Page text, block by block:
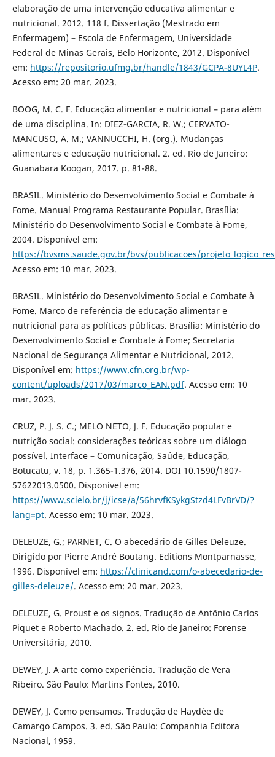
elaboração de uma intervenção educativa alimentar e
nutricional. 2012. 118 f. Dissertação (Mestrado em
Enfermagem) – Escola de Enfermagem, Universidade
Federal de Minas Gerais, Belo Horizonte, 2012. Disponível
em: https://repositorio.ufmg.br/handle/1843/GCPA-8UYL4P.
Acesso em: 20 mar. 2023.
BOOG, M. C. F. Educação alimentar e nutricional – para além
de uma disciplina. In: DIEZ-GARCIA, R. W.; CERVATO-
MANCUSO, A. M.; VANNUCCHI, H. (org.). Mudanças
alimentares e educação nutricional. 2. ed. Rio de Janeiro:
Guanabara Koogan, 2017. p. 81-88.
BRASIL. Ministério do Desenvolvimento Social e Combate à
Fome. Manual Programa Restaurante Popular. Brasília:
Ministério do Desenvolvimento Social e Combate à Fome,
2004. Disponível em:
https://bvsms.saude.gov.br/bvs/publicacoes/
Acesso em: 10 mar. 2023.
BRASIL. Ministério do Desenvolvimento Social e Combate à
Fome. Marco de referência de educação alimentar e
nutricional para as políticas públicas. Brasília: Ministério do
Desenvolvimento Social e Combate à Fome; Secretaria
Nacional de Segurança Alimentar e Nutricional, 2012.
Disponível em: https://www.cfn.org.br/wp-
content/uploads/2017/03/marco_EAN.pdf. Acesso em: 10
mar. 2023.
CRUZ, P. J. S. C.; MELO NETO, J. F. Educação popular e
nutrição social: considerações teóricas sobre um diálogo
possível. Interface – Comunicação, Saúde, Educação,
Botucatu, v. 18, p. 1.365-1.376, 2014. DOI 10.1590/1807-
57622013.0500. Disponível em:
https://www.scielo.br/j/icse/a/56hrvfKSykgStzd4LFvBrVD/?
lang=pt. Acesso em: 10 mar. 2023.
DELEUZE, G.; PARNET, C. O abecedário de Gilles Deleuze.
Dirigido por Pierre André Boutang. Editions Montparnasse,
1996. Disponível em: https://clinicand.com/o-abecedario-de-
gilles-deleuze/. Acesso em: 20 mar. 2023.
DELEUZE, G. Proust e os signos. Tradução de Antônio Carlos
Piquet e Roberto Machado. 2. ed. Rio de Janeiro: Forense
Universitária, 2010.
DEWEY, J. A arte como experiência. Tradução de Vera
Ribeiro. São Paulo: Martins Fontes, 2010.
DEWEY, J. Como pensamos. Tradução de Haydée de
Camargo Campos. 3. ed. São Paulo: Companhia Editora
Nacional, 1959.